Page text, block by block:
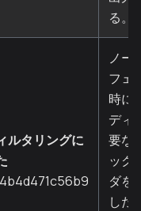
る。
ルタリングに
ノー
フェ
時に
ディ
要な
ック
ダを
した